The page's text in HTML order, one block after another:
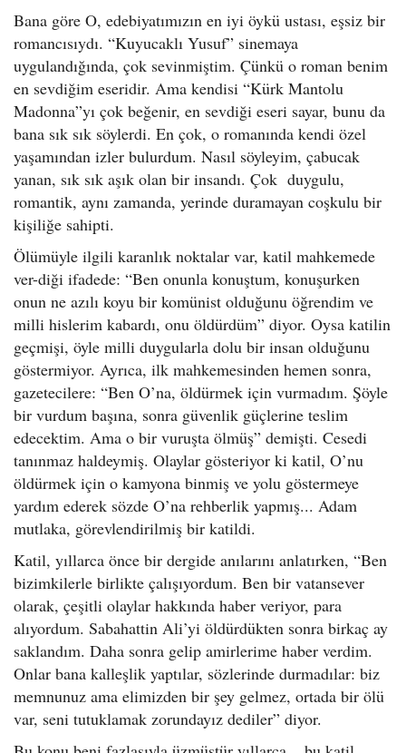
Bana göre O, edebiyatımızın en iyi öykü ustası, eşsiz bir
romancısıydı. “Kuyucaklı Yusuf” sinemaya
uygulandığında, çok sevinmiştim. Çünkü o roman benim
en sevdiğim eseridir. Ama kendisi “Kürk Mantolu
Madonna”yı çok beğenir, en sevdiği eseri sayar, bunu da
bana sık sık söylerdi. En çok, o romanında kendi özel
yaşamından izler bulurdum. Nasıl söyleyim, çabucak
yanan, sık sık aşık olan bir insandı. Çok duygulu,
romantik, aynı zamanda, yerinde duramayan coşkulu bir
kişiliğe sahipti.
Ölümüyle ilgili karanlık noktalar var, katil mahkemede
ver-diği ifadede: “Ben onunla konuştum, konuşurken
onun ne azılı koyu bir komünist olduğunu öğrendim ve
milli hislerim kabardı, onu öldürdüm” diyor. Oysa katilin
geçmişi, öyle milli duygularla dolu bir insan olduğunu
göstermiyor. Ayrıca, ilk mahkemesinden hemen sonra,
gazetecilere: “Ben O’na, öldürmek için vurmadım. Şöyle
bir vurdum başına, sonra güvenlik güçlerine teslim
edecektim. Ama o bir vuruşta ölmüş” demişti. Cesedi
tanınmaz haldeymiş. Olaylar gösteriyor ki katil, O’nu
öldürmek için o kamyona binmiş ve yolu göstermeye
yardım ederek sözde O’na rehberlik yapmış... Adam
mutlaka, görevlendirilmiş bir katildi.
Katil, yıllarca önce bir dergide anılarını anlatırken, “Ben
bizimkilerle birlikte çalışıyordum. Ben bir vatansever
olarak, çeşitli olaylar hakkında haber veriyor, para
alıyordum. Sabahattin Ali’yi öldürdükten sonra birkaç ay
saklandım. Daha sonra gelip amirlerime haber verdim.
Onlar bana kalleşlik yaptılar, sözlerinde durmadılar: biz
memnunuz ama elimizden bir şey gelmez, ortada bir ölü
var, seni tutuklamak zorundayız dediler” diyor.